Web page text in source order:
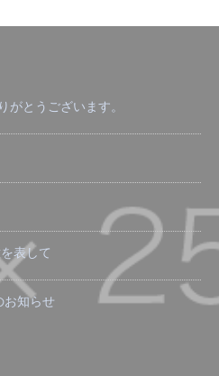
がとうございます。
表して
お知らせ